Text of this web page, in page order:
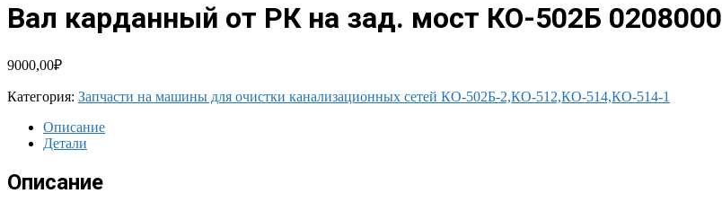
Вал карданный от РК на зад. мост КО-502Б 0208000
9000,00₽
Категория: Запчасти на машины для очистки канализационных сетей КО-502Б-2,КО-512,КО-514,КО-514-1
Описание
Детали
Описание